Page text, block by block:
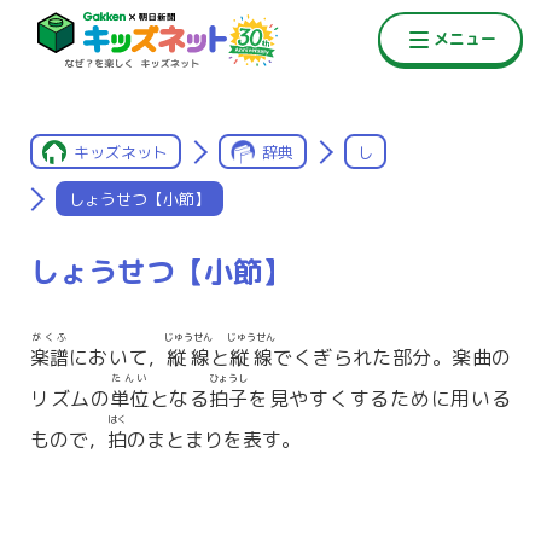
キッズネット 辞典 し
しょうせつ【小節】
しょうせつ【小節】
楽譜
がくふ
において， 縦線
じゅうせん
と縦線
じゅうせん
でくぎられた部分。楽曲の
リズムの単位
たんい
となる拍子
ひょうし
を見やすくするために用いる
もので， 拍
はく
のまとまりを表す。